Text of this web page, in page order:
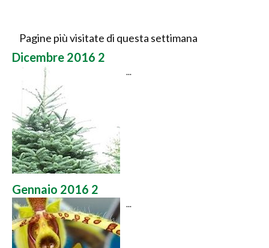
Pagine più visitate di questa settimana
Dicembre 2016 2
...
Gennaio 2016 2
...